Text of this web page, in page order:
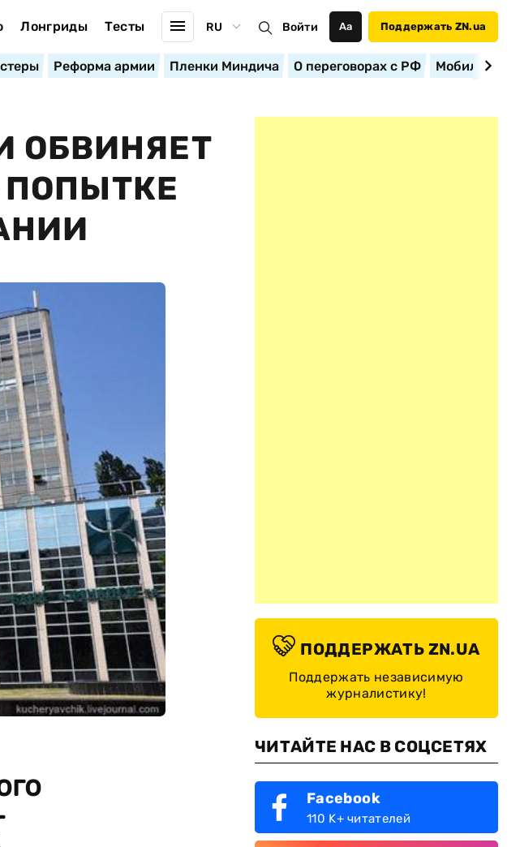
Лонгриды Тесты RU Войти Аа Поддержать ZN.ua
Реформа армии Пленки Миндича О переговорах с РФ
ОБВИНЯЕТ
ПОДДЕРЖАТЬ ZN.UA
Поддержать независимую
журналистику!
ЧИТАЙТЕ НАС В СОЦСЕТЯХ
Facebook
110 K+ читателей